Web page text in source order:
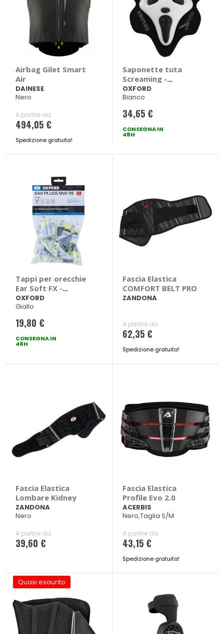
Airbag Gilet Smart
Air
DAINESE
Nero
A partire da
494,05 €
Spedizione gratuita!
Saponette tuta
Screaming -
OXFORD
OXFORD
Bianco
34,65 €
CONSEGNA IN
48H
Tappi per orecchie
Ear Soft FX -
OXFORD
OXFORD
Giallo
19,80 €
CONSEGNA IN
48H
Fascia Elastica
COMFORT BELT PRO
ZANDONA
A partire da
62,35 €
Spedizione gratuita!
Fascia Elastica
Lombare Kidney
ZANDONA
Nero
A partire da
39,60 €
Fascia Elastica
Profile Evo 2.0
ACERBIS
Nero,Taglia S/M
A partire da
43,15 €
Spedizione gratuita!
Quasi esaurito